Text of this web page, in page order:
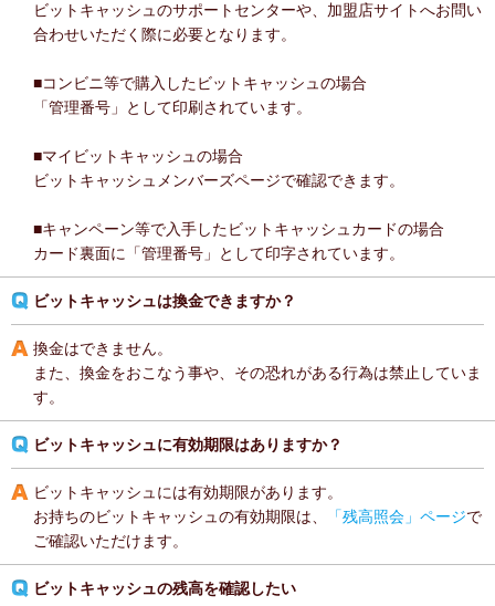
ビットキャッシュのサポートセンターや、加盟店サイトへお問い
合わせいただく際に必要となります。
■コンビニ等で購入したビットキャッシュの場合
「管理番号」として印刷されています。
■マイビットキャッシュの場合
ビットキャッシュメンバーズページで確認できます。
■キャンペーン等で入手したビットキャッシュカードの場合
カード裏面に「管理番号」として印字されています。
ビットキャッシュは換金できますか？
換金はできません。
また、換金をおこなう事や、その恐れがある行為は禁止していま
す。
ビットキャッシュに有効期限はありますか？
ビットキャッシュには有効期限があります。
お持ちのビットキャッシュの有効期限は、
「残高照会」ページで
ご確認いただけます。
ビットキャッシュの残高を確認したい